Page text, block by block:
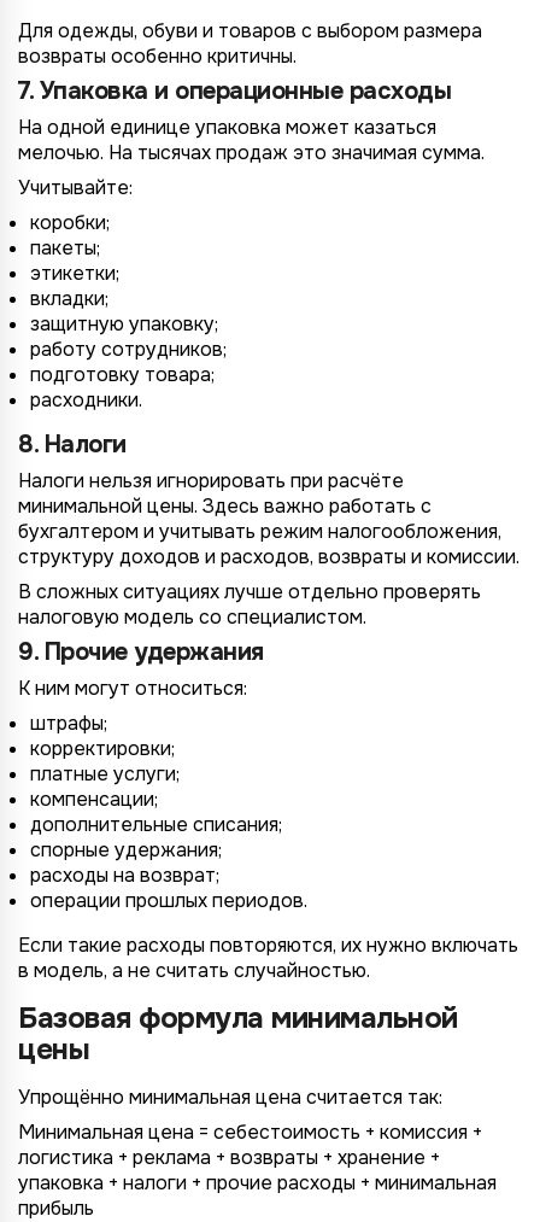
Для одежды, обуви и товаров с выбором размера
возвраты особенно критичны.
7. Упаковка и операционные расходы
На одной единице упаковка может казаться
мелочью. На тысячах продаж это значимая сумма.
Учитывайте:
коробки;
пакеты;
этикетки;
вкладки;
защитную упаковку;
работу сотрудников;
подготовку товара;
расходники.
8. Налоги
Налоги нельзя игнорировать при расчёте
минимальной цены. Здесь важно работать с
бухгалтером и учитывать режим налогообложения,
структуру доходов и расходов, возвраты и комиссии.
В сложных ситуациях лучше отдельно проверять
налоговую модель со специалистом.
9. Прочие удержания
К ним могут относиться:
штрафы;
корректировки;
платные услуги;
компенсации;
дополнительные списания;
спорные удержания;
расходы на возврат;
операции прошлых периодов.
Если такие расходы повторяются, их нужно включать
в модель, а не считать случайностью.
Базовая формула минимальной
цены
Упрощённо минимальная цена считается так:
Минимальная цена = себестоимость + комиссия +
логистика + реклама + возвраты + хранение +
упаковка + налоги + прочие расходы + минимальная
прибыль